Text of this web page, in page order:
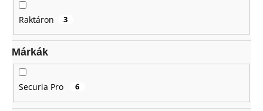
s
e
Raktáron 3
Márkák
Securia Pro 6
A
j
á
j